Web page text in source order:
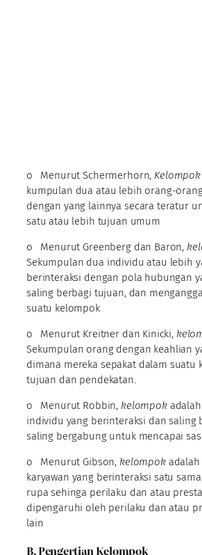
o Menurut Schermerhorn, Kelompok
kumpulan dua atau lebih orang-
dengan yang lainnya secara teratur
satu atau lebih tujuan umum
o Menurut Greenberg dan Baron,
Sekumpulan dua individu atau lebih
berinteraksi dengan pola hubungan
saling berbagi tujuan, dan
suatu kelompok
o Menurut Kreitner dan Kinicki,
Sekumpulan orang dengan keahlian
dimana mereka sepakat dalam suatu
tujuan dan pendekatan.
o Menurut Robbin, kelompokadalah
individu yang berinteraksi dan saling
saling bergabung untuk mencapai
o Menurut Gibson, kelompokadalah
karyawan yang berinteraksi satu
rupa sehinga perilaku dan atau
dipengaruhi oleh perilaku dan atau
lain
B. Pengertian Kelompok